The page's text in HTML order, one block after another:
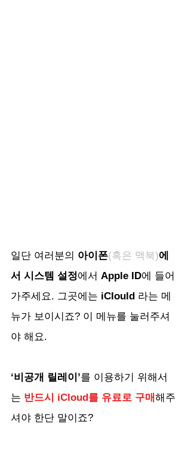
일단 여러분의 아이폰(혹은 맥북)에
서 시스템 설정에서 Apple ID에 들어
가주세요. 그곳에는 iClould 라는 메
뉴가 보이시죠? 이 메뉴를 눌러주셔
야 해요.
‘비공개 릴레이’를 이용하기 위해서
는 반드시 iCloud를 유료로 구매해주
셔야 한단 말이죠?